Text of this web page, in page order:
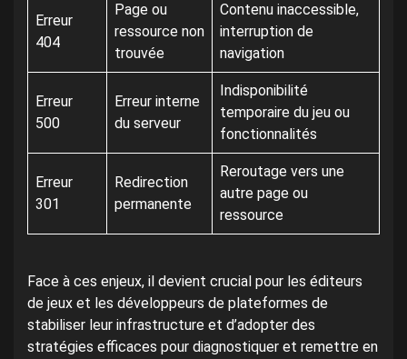
Erreur
404
Page ou
ressource non
trouvée
Contenu inaccessible,
interruption de
navigation
Erreur
500
Erreur interne
du serveur
Indisponibilité
temporaire du jeu ou
fonctionnalités
Erreur
301
Redirection
permanente
Reroutage vers une
autre page ou
ressource
Face à ces enjeux, il devient crucial pour les éditeurs
de jeux et les développeurs de plateformes de
stabiliser leur infrastructure et d’adopter des
stratégies efficaces pour diagnostiquer et remettre en